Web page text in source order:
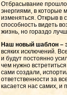
Отбрасывание
энергиями, в которые
изменяться. Открыв в
способность видеть
жизнь, но гораздо
Наш новый шаблон
всяких исключений.
и будут постоянно
чем нужно
сами создали,
ответственности за
касается нас самих, и